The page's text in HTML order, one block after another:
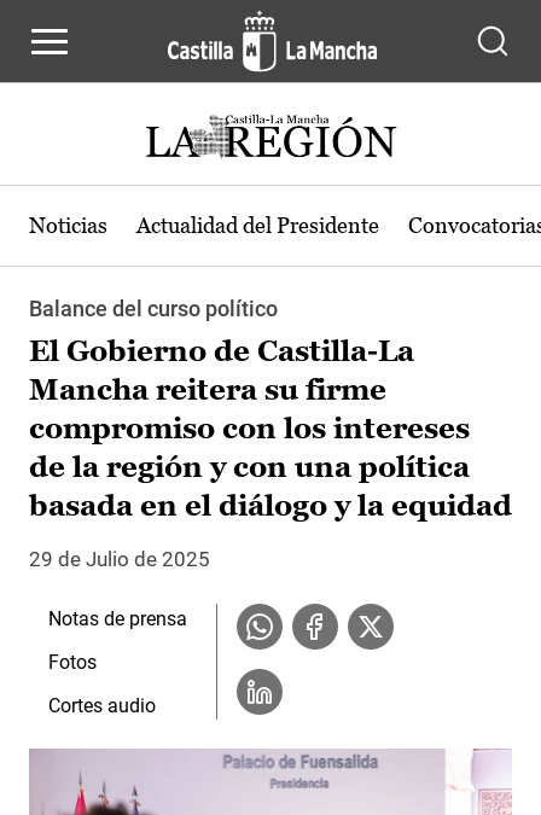
Noticias Actualidad del Presidente
Balance del curso político
El Gobierno de Castilla-La
Mancha reitera su firme
compromiso con los intereses
de la región y con una política
basada en el diálogo y la equidad
29 de Julio de 2025
Notas de prensa
Fotos
Cortes audio